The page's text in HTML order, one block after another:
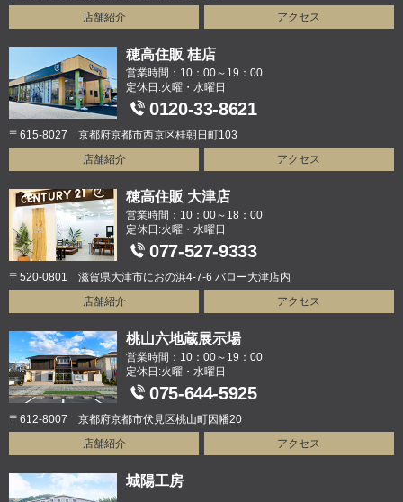
店舗紹介
アクセス
穂高住販 桂店
営業時間：10：00～19：00
定休日:火曜・水曜日
0120-33-8621
〒615-8027 京都府京都市西京区桂朝日町103
店舗紹介
アクセス
穂高住販 大津店
営業時間：10：00～18：00
定休日:火曜・水曜日
077-527-9333
〒520-0801 滋賀県大津市におの浜4-7-6 バロー大津店内
店舗紹介
アクセス
桃山六地蔵展示場
営業時間：10：00～19：00
定休日:火曜・水曜日
075-644-5925
〒612-8007 京都府京都市伏見区桃山町因幡20
店舗紹介
アクセス
城陽工房